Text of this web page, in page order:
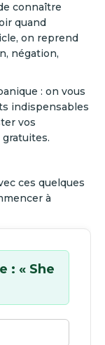
connaître
quand
on reprend
négation,
: on vous
indispensables
vos
ces quelques
à
: « She